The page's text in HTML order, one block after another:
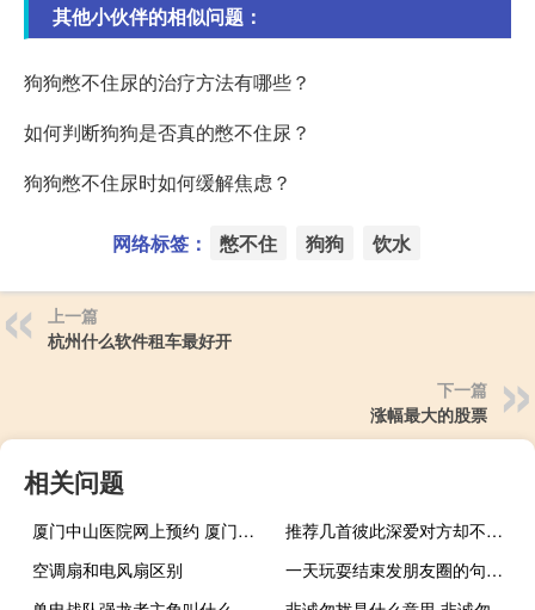
其他小伙伴的相似问题：
狗狗憋不住尿的治疗方法有哪些？
如何判断狗狗是否真的憋不住尿？
狗狗憋不住尿时如何缓解焦虑？
网络标签： 憋不住 狗狗 饮水
上一篇
杭州什么软件租车最好开
下一篇
涨幅最大的股票
相关问题
厦门中山医院网上预约 厦门妇幼保健医院预约
推荐几首彼此深爱对方却不能在一起的伤感好听歌曲 最好听的伤感歌曲
空调扇和电风扇区别
一天玩耍结束发朋友圈的句子 四年前的今天发过的朋友圈